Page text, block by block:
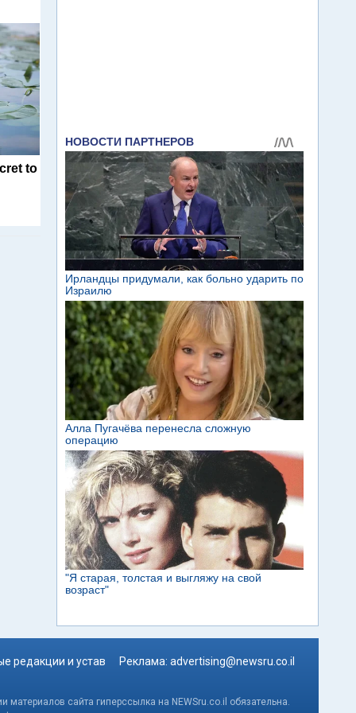
to
редакции и устав Реклама: advertising@newsru.co.il
сайта гиперссылка на NEWSru.co.il обязательна.